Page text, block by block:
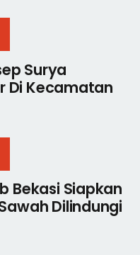
Surya
Di Kecamatan
Bekasi Siapkan
Dilindungi